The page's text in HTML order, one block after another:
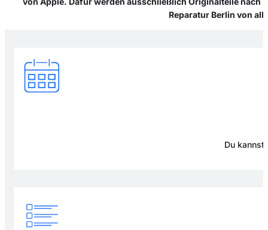
Reparatur Berlin von
Du kannst